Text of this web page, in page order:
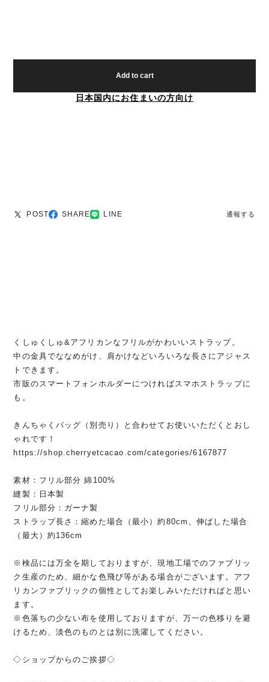
Add to cart
日本国内にお住まいの方向け
POST SHARE LINE 通報する
くしゅくしゅ&アフリカンなフリルがかわいいストラップ。
中の金具でななめがけ、肩かけなどいろいろな長さにアジャス
トできます。
市販のスマートフォンホルダーにつければスマホストラップに
も。
きんちゃくバッグ（別売り）と合わせてお使いいただくとおし
ゃれです！
https://shop.cherryetcacao.com/categories/6167877
素材：フリル部分 綿100%
縫製：日本製
フリル部分：ガーナ製
ストラップ長さ：縮めた場合（最小）約80cm、伸ばした場合
（最大）約136cm
※検品には万全を期しておりますが、現地工場でのファブリッ
ク生産のため、細かな色飛び等がある場合がございます。アフ
リカンファブリックの個性としてお楽しみいただければと思い
ます。
※色落ちの少ない布を使用しておりますが、万一の色移りを避
けるため、淡色のものとは別に洗濯してください。
◇ショップからのご挨拶◇